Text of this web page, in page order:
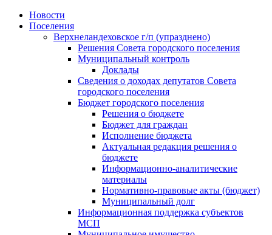
Skip
Новости
Поселения
Верхнеландеховское г/п (упразднено)
Решения Совета городского поселения
Муниципальный контроль
Доклады
Сведения о доходах депутатов Совета
городского поселения
Бюджет городского поселения
Решения о бюджете
Бюджет для граждан
Исполнение бюджета
Актуальная редакция решения о
бюджете
Информационно-аналитические
материалы
Нормативно-правовые акты (бюджет)
Муниципальный долг
Информационная поддержка субъектов
МСП